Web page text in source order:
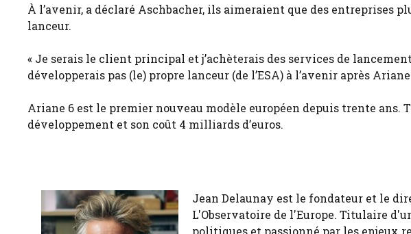
À l’avenir, a déclaré Aschbacher, ils aimeraient que des entreprises
lanceur.
« Je serais le client principal et j’achèterais des services de
développerais pas (le) propre lanceur (de l’ESA) à l’avenir après
Ariane 6 est le premier nouveau modèle européen depuis trente ans.
développement et son coût 4 milliards d’euros.
Jean Delaunay est le fondateur et le
L'Observatoire de l'Europe. Titulaire
politiques et passionné par les enjeux